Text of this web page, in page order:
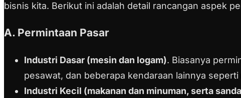
bisnis kita. Berikut ini adalah detail rancangan aspek
A. Permintaan Pasar
Industri Dasar (mesin dan logam). Biasanya
pesawat, dan beberapa kendaraan lainnya
Industri Kecil (makanan dan minuman, serta